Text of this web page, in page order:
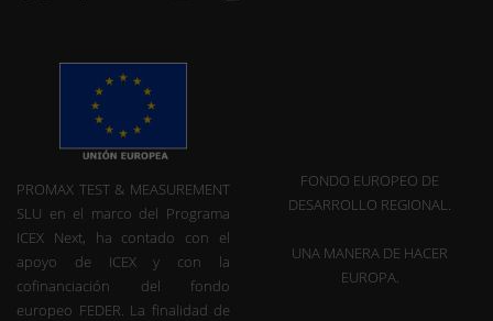
PROMAX TEST & MEASUREMENT
SLU en el marco del Programa
ICEX Next, ha contado con el
apoyo de ICEX y con la
cofinanciación del fondo
europeo FEDER. La finalidad de
FONDO EUROPEO DE
DESARROLLO REGIONAL.
UNA MANERA DE HACER
EUROPA.